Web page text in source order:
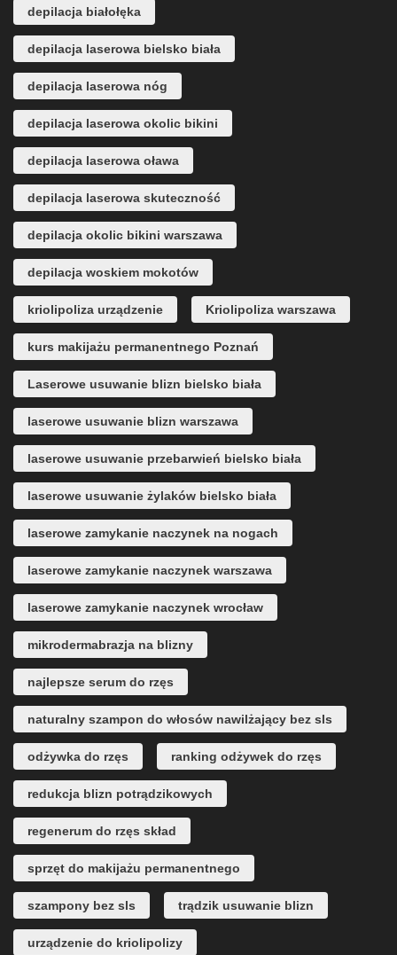
depilacja białołęka
depilacja laserowa bielsko biała
depilacja laserowa nóg
depilacja laserowa okolic bikini
depilacja laserowa oława
depilacja laserowa skuteczność
depilacja okolic bikini warszawa
depilacja woskiem mokotów
kriolipoliza urządzenie Kriolipoliza warszawa
kurs makijażu permanentnego Poznań
Laserowe usuwanie blizn bielsko biała
laserowe usuwanie blizn warszawa
laserowe usuwanie przebarwień bielsko biała
laserowe usuwanie żylaków bielsko biała
laserowe zamykanie naczynek na nogach
laserowe zamykanie naczynek warszawa
laserowe zamykanie naczynek wrocław
mikrodermabrazja na blizny
najlepsze serum do rzęs
naturalny szampon do włosów nawilżający bez sls
odżywka do rzęs ranking odżywek do rzęs
redukcja blizn potrądzikowych
regenerum do rzęs skład
sprzęt do makijażu permanentnego
szampony bez sls trądzik usuwanie blizn
urządzenie do kriolipolizy